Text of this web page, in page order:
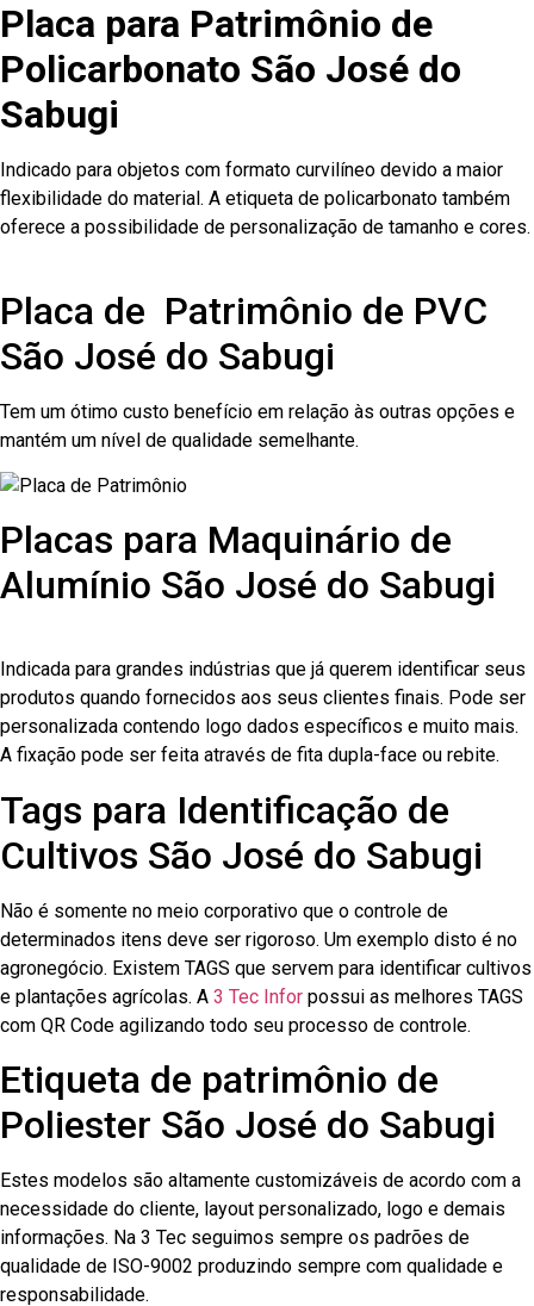
Placa para Patrimônio de
Policarbonato São José do
Sabugi
Indicado para objetos com formato curvilíneo devido a maior
flexibilidade do material. A etiqueta de policarbonato também
oferece a possibilidade de personalização de tamanho e cores.
Placa de Patrimônio de PVC
São José do Sabugi
Tem um ótimo custo benefício em relação às outras opções e
mantém um nível de qualidade semelhante.
Placas para Maquinário de
Alumínio São José do Sabugi
Indicada para grandes indústrias que já querem identificar seus
produtos quando fornecidos aos seus clientes finais. Pode ser
personalizada contendo logo dados específicos e muito mais.
A fixação pode ser feita através de fita dupla-face ou rebite.
Tags para Identificação de
Cultivos São José do Sabugi
Não é somente no meio corporativo que o controle de
determinados itens deve ser rigoroso. Um exemplo disto é no
agronegócio. Existem TAGS que servem para identificar cultivos
e plantações agrícolas. A 3 Tec Infor possui as melhores TAGS
com QR Code agilizando todo seu processo de controle.
Etiqueta de patrimônio de
Poliester São José do Sabugi
Estes modelos são altamente customizáveis de acordo com a
necessidade do cliente, layout personalizado, logo e demais
informações. Na 3 Tec seguimos sempre os padrões de
qualidade de ISO-9002 produzindo sempre com qualidade e
responsabilidade.